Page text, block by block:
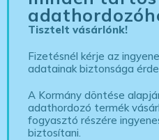
Tisztelt vásárlónk!
Fizetésnél kérje az
adatainak biztonsága
A Kormány döntése
adathordozó termék
fogyasztó részére
biztosítani.